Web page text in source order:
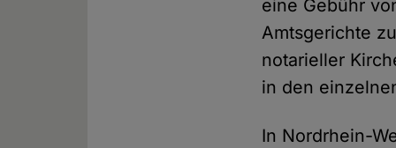
eine Gebühr
Amtsgerichte
notarieller
in den
In Nordrhein-